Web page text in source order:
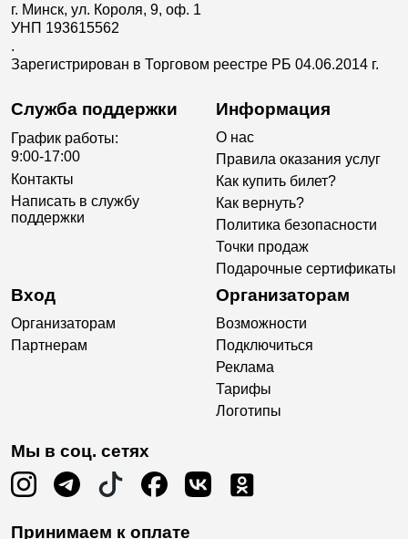
г. Минск, ул. Короля, 9, оф. 1
УНП 193615562
.
Зарегистрирован в Торговом реестре РБ 04.06.2014 г.
Служба поддержки
График работы:
9:00-17:00
Контакты
Написать в службу
поддержки
Информация
О нас
Правила оказания услуг
Как купить билет?
Как вернуть?
Политика безопасности
Точки продаж
Подарочные сертификаты
Вход
Организаторам
Партнерам
Организаторам
Возможности
Подключиться
Реклама
Тарифы
Логотипы
Мы в соц. сетях
Принимаем к оплате